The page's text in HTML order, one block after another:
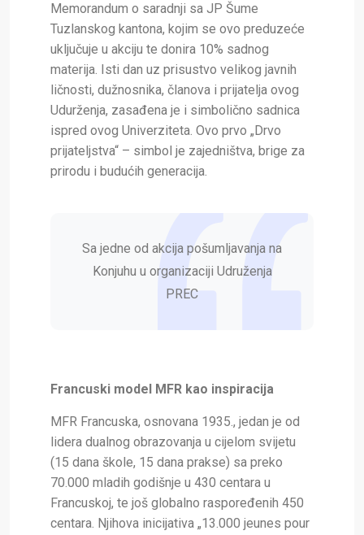
Memorandum o saradnji sa JP Šume
Tuzlanskog kantona, kojim se ovo preduzeće
uključuje u akciju te donira 10% sadnog
materija. Isti dan uz prisustvo velikog javnih
ličnosti, dužnosnika, članova i prijatelja ovog
Udurženja, zasađena je i simbolično sadnica
ispred ovog Univerziteta. Ovo prvo „Drvo
prijateljstva“ – simbol je zajedništva, brige za
prirodu i budućih generacija.
Sa jedne od akcija pošumljavanja na
Konjuhu u organizaciji Udruženja
PREC
Francuski model MFR kao inspiracija
MFR Francuska, osnovana 1935., jedan je od
lidera dualnog obrazovanja u cijelom svijetu
(15 dana škole, 15 dana prakse) sa preko
70.000 mladih godišnje u 430 centara u
Francuskoj, te još globalno raspoređenih 450
centara. Njihova inicijativa „13.000 jeunes pour